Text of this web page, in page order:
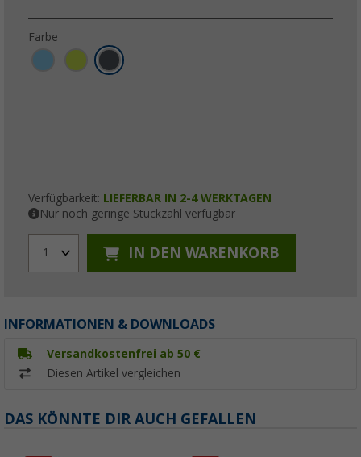
Farbe
Verfügbarkeit: LIEFERBAR IN 2-4 WERKTAGEN
Nur noch geringe Stückzahl verfügbar
1 IN DEN WARENKORB
INFORMATIONEN & DOWNLOADS
Versandkostenfrei ab 50 €
Diesen Artikel vergleichen
DAS KÖNNTE DIR AUCH GEFALLEN